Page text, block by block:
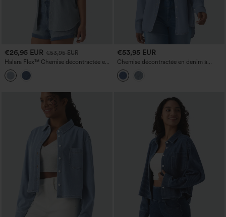
€26,95 EUR €53,95 EUR
Halara Flex™ Chemise décontractée en
denim à rayures, manches longues, avec
poche
€53,95 EUR
Chemise décontractée en denim à
manches longues avec poches